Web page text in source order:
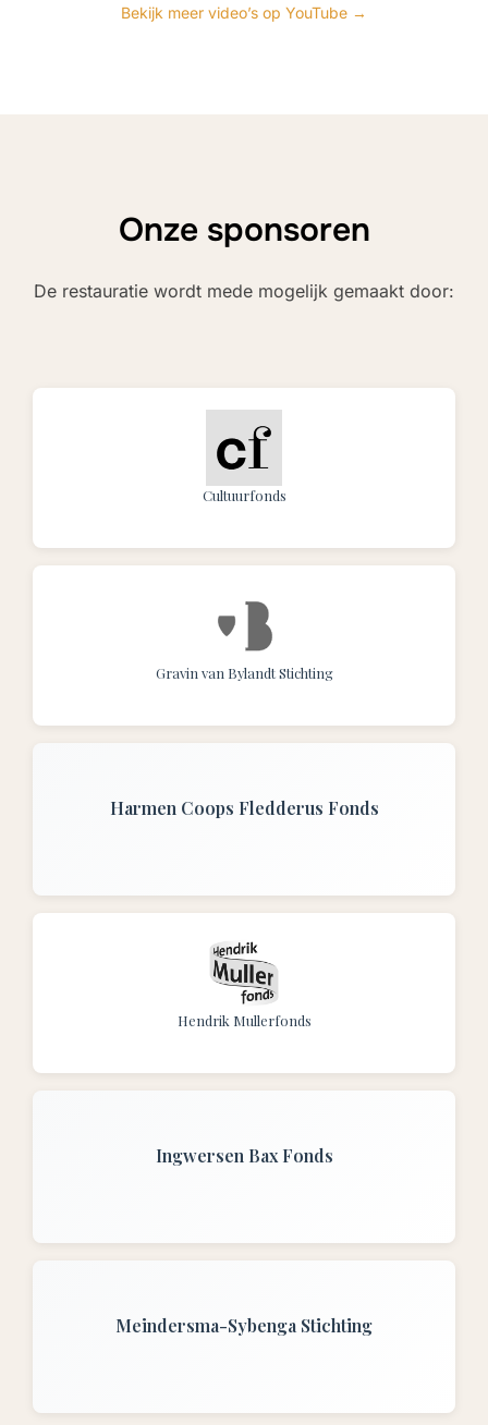
Bekijk meer video’s op YouTube →
Onze sponsoren
De restauratie wordt mede mogelijk gemaakt door:
Cultuurfonds
Gravin van Bylandt Stichting
Harmen Coops Fledderus Fonds
Hendrik Mullerfonds
Ingwersen Bax Fonds
Meindersma-Sybenga Stichting